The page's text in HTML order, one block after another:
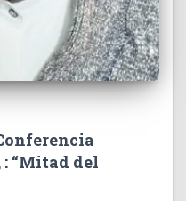
“Mitad del